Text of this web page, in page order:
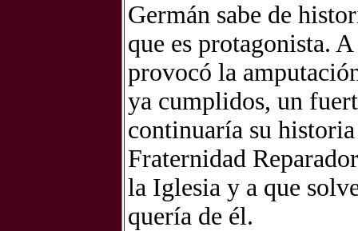
Germán sabe de
que es protagonista.
provocó la
ya cumplidos, un
continuaría su
Fraternidad
la Iglesia y a que
quería de él.